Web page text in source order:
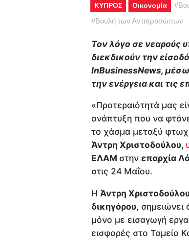
ΚΥΠΡΟΣ Οικονομία #
#Βουλή των Αντιπροσώπων
Τον λόγο σε νεαρούς
διεκδικούν την
InBusinessNews,
την ενέργεια και τις
«Προτεραιότητά μας
ανάπτυξη που να
το χάσμα μεταξύ
Άντρη Χριστοδούλου,
ΕΛΑΜ στην επαρχία
στις 24 Μαΐου.
Η Άντρη
δικηγόρου, σημειώνει
μόνο με εισαγωγή
εισφορές στο Ταμείο